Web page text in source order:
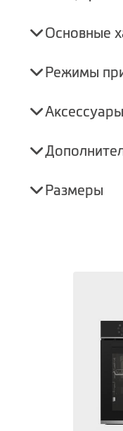
Основные
Режимы
Аксессуары
Размеры